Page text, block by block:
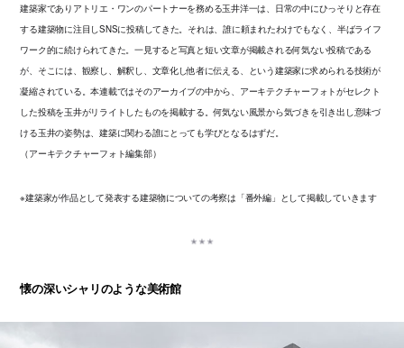
建築家でありアトリエ・ワンのパートナーを務める玉井洋一は、日常の中にひっそりと存在
する建築物に注目しSNSに投稿してきた。それは、誰に頼まれたわけでもなく、半ばライフ
ワーク的に続けられてきた。一見すると写真と短い文章が掲載される何気ない投稿である
が、そこには、観察し、解釈し、文章化し他者に伝える、という建築家に求められる技術が
凝縮されている。本連載ではそのアーカイブの中から、アーキテクチャーフォトがセレクト
した投稿を玉井がリライトしたものを掲載する。何気ない風景から気づきを引き出し意味づ
ける玉井の姿勢は、建築に関わる誰にとっても学びとなるはずだ。
（アーキテクチャーフォト編集部）
※建築家が作品として発表する建築物についての考察は「番外編」として掲載していきます
懐の深いシャリのような美術館